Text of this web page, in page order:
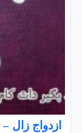
ازدواج زال